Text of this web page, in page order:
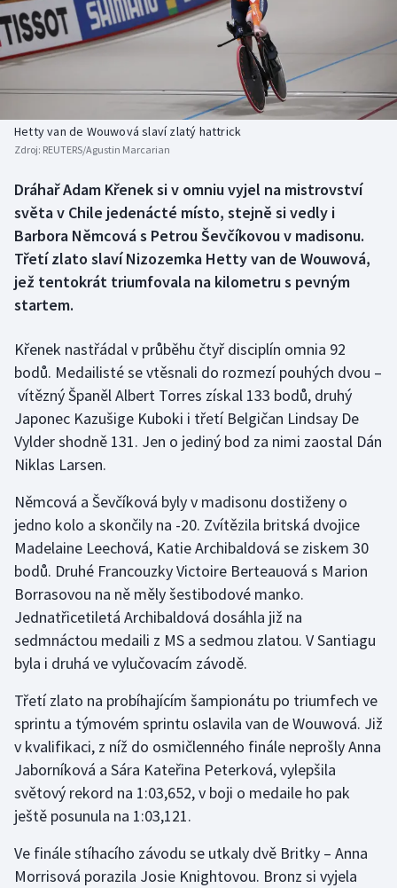
Boby a skeleton
Box
Curling
Dostihy
Florbal
Futsal
Golf
Gymnastika
Házená
Jezdectví
Judo
Lezení
Lyže a snowboard
Moderní pětiboj
Motorsport
Olympijské hry
Parasport
Plavání
Plážový volejbal
Ragby
AZ kvíz
Hetty van de Wouwová slaví zlatý hattrick
Zdroj: REUTERS/Agustin Marcarian
Dráhař Adam Křenek si v omniu vyjel na mistrovství
světa v Chile jedenácté místo, stejně si vedly i
Barbora Němcová s Petrou Ševčíkovou v madisonu.
Třetí zlato slaví Nizozemka Hetty van de Wouwová,
jež tentokrát triumfovala na kilometru s pevným
startem.
Křenek nastřádal v průběhu čtyř disciplín omnia 92
bodů. Medailisté se vtěsnali do rozmezí pouhých dvou –
vítězný Španěl Albert Torres získal 133 bodů, druhý
Japonec Kazušige Kuboki i třetí Belgičan Lindsay De
Vylder shodně 131. Jen o jediný bod za nimi zaostal Dán
Niklas Larsen.
Němcová a Ševčíková byly v madisonu dostiženy o
jedno kolo a skončily na -20. Zvítězila britská dvojice
Madelaine Leechová, Katie Archibaldová se ziskem 30
bodů. Druhé Francouzky Victoire Berteauová s Marion
Borrasovou na ně měly šestibodové manko.
Jednatřicetiletá Archibaldová dosáhla již na
sedmnáctou medaili z MS a sedmou zlatou. V Santiagu
byla i druhá ve vylučovacím závodě.
Třetí zlato na probíhajícím šampionátu po triumfech ve
sprintu a týmovém sprintu oslavila van de Wouwová. Již
v kvalifikaci, z níž do osmičlenného finále neprošly Anna
Jaborníková a Sára Kateřina Peterková, vylepšila
světový rekord na 1:03,652, v boji o medaile ho pak
ještě posunula na 1:03,121.
Ve finále stíhacího závodu se utkaly dvě Britky – Anna
Morrisová porazila Josie Knightovou. Bronz si vyjela